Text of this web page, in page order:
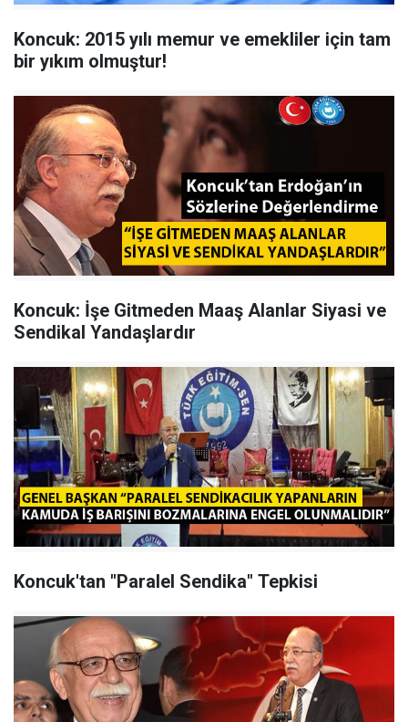
Koncuk: 2015 yılı memur ve emekliler için tam
bir yıkım olmuştur!
Koncuk: İşe Gitmeden Maaş Alanlar Siyasi ve
Sendikal Yandaşlardır
Koncuk'tan "Paralel Sendika" Tepkisi